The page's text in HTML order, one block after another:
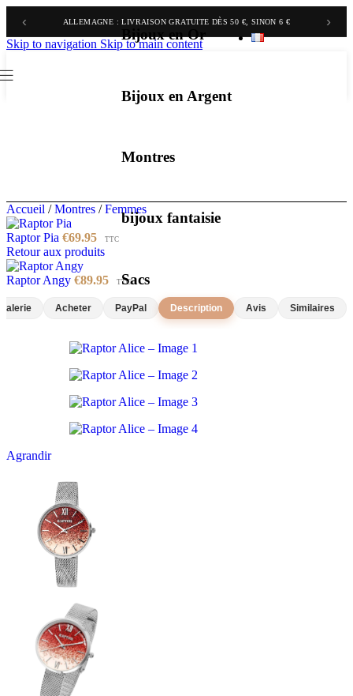
‹ ALLEMAGNE : LIVRAISON GRATUITE DÈS 50 €, SINON 6 €
BELGIQUE & PAYS-BAS : LIVRAISON GRATUITE DÈS 70 €, SINON 9,90 € ›
Skip to navigation Skip to main content
Bijoux en Or
Bijoux en Argent
Montres
bijoux fantaisie
Sacs
Accueil / Montres / Femmes
Raptor Pia €69.95 TTC
Retour aux produits
Raptor Angy €89.95 TTC
Galerie Acheter PayPal Description Avis Similaires
Agrandir